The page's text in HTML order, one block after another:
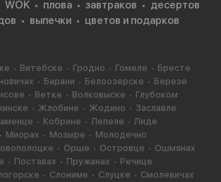
WOK плова завтраков
десертов
выпечки
цветов и подарков
Витебске Гродно Гомеле
Бресте
Барани Белоозерске
Березе
Ветке Волковыске
Глубоком
Жлобине Жодино
Заславле
Кобрине Лепеле
Лиде
Миорах Мозыре
Молодечно
Орше Островце
Ошмянах
Поставах Пружанах
Речице
Слониме Слуцке
Смолевичах